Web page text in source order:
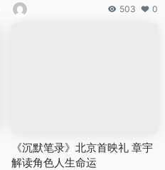
503 0
《沉默笔录》北京首映礼 章宇
解读角色人生命运